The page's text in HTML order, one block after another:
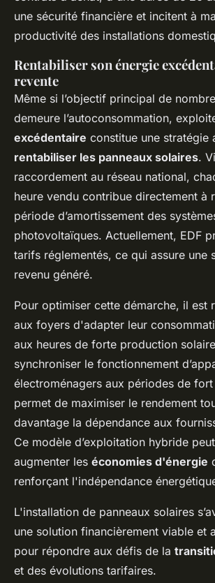
une sécurité financière et incitent à
productivité des installations
Rentabiliser son énergie
revente
Même si l’objectif principal de
demeure l’autoconsommation,
excédentaire constitue une stratégie
rentabiliser les panneaux solaires.
raccordement au réseau national,
heure vendu contribue directement à
période d’amortissement des
photovoltaïques. Actuellement, EDF
tarifs réglementés, ce qui assure une
revenu généré.
Pour optimiser cette démarche, il est
aux foyers d'adapter leur
aux heures de forte production
synchroniser le fonctionnement
électroménagers aux périodes de
permet de maximiser le rendement
davantage la dépendance aux
Ce modèle d’exploitation hybride
augmenter les économies d'énergie
renforçant l'indépendance
L'installation de panneaux solaires
une solution financièrement viable et
pour répondre aux défis de la
et des évolutions tarifaires.